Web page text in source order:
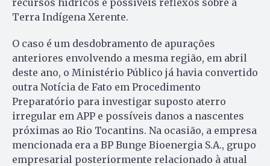
Terra Indígena Xerente.
O caso é um desdobramento de apurações
anteriores envolvendo a mesma região, em abril
deste ano, o Ministério Público já havia convertido
outra Notícia de Fato em Procedimento
Preparatório para investigar suposto aterro
irregular em APP e possíveis danos a nascentes
próximas ao Rio Tocantins. Na ocasião, a empresa
mencionada era a BP Bunge Bioenergia S.A., grupo
empresarial posteriormente relacionado à atual